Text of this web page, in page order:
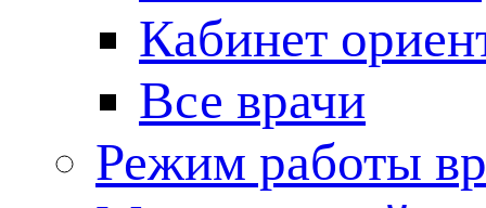
Кабинет
Все врачи
Режим работы